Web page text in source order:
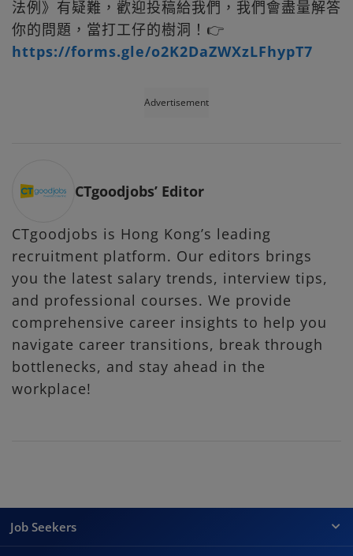
法例》有疑難，歡迎投稿給我們，我們會盡量解答
你的問題，當打工仔的樹洞！👉
https://forms.gle/o2K2DaZWXzLFhypT7
Advertisement
CTgoodjobs’ Editor
CTgoodjobs is Hong Kong’s leading
recruitment platform. Our editors brings
you the latest salary trends, interview tips,
and professional courses. We provide
comprehensive career insights to help you
navigate career transitions, break through
bottlenecks, and stay ahead in the
workplace!
Job Seekers